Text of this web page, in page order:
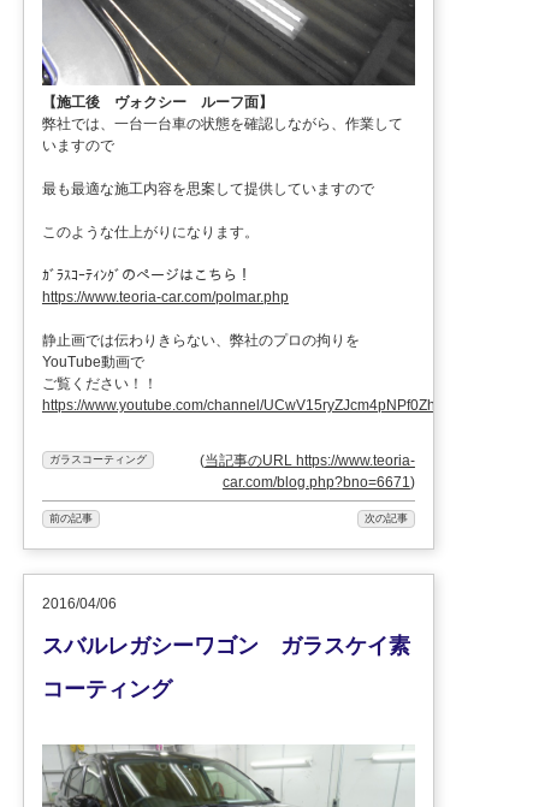
【施工後 ヴォクシー ルーフ面】
弊社では、一台一台車の状態を確認しながら、作業して
いますので
最も最適な施工内容を思案して提供していますので
このような仕上がりになります。
ｶﾞﾗｽｺｰﾃｨﾝｸﾞのページはこちら！
https://www.teoria-car.com/polmar.php
静止画では伝わりきらない、弊社のプロの拘りを
YouTube動画で
ご覧ください！！
https://www.youtube.com/channel/UCwV15ryZJcm4pNPf0ZhXu9g
ガラスコーティング (当記事のURL https://www.teoria-
car.com/blog.php?bno=6671)
前の記事 次の記事
2016/04/06
スバルレガシーワゴン ガラスケイ素
コーティング